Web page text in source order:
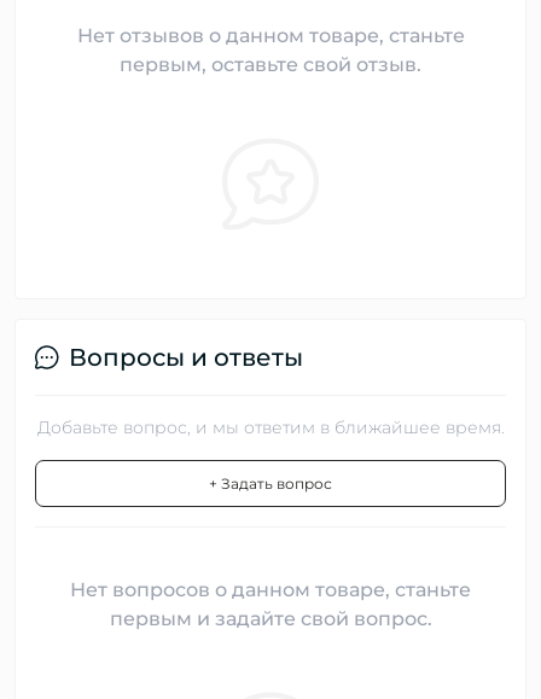
Нет отзывов о данном товаре, станьте
первым, оставьте свой отзыв.
Вопросы и ответы
Добавьте вопрос, и мы ответим в ближайшее время.
+ Задать вопрос
Нет вопросов о данном товаре, станьте
первым и задайте свой вопрос.